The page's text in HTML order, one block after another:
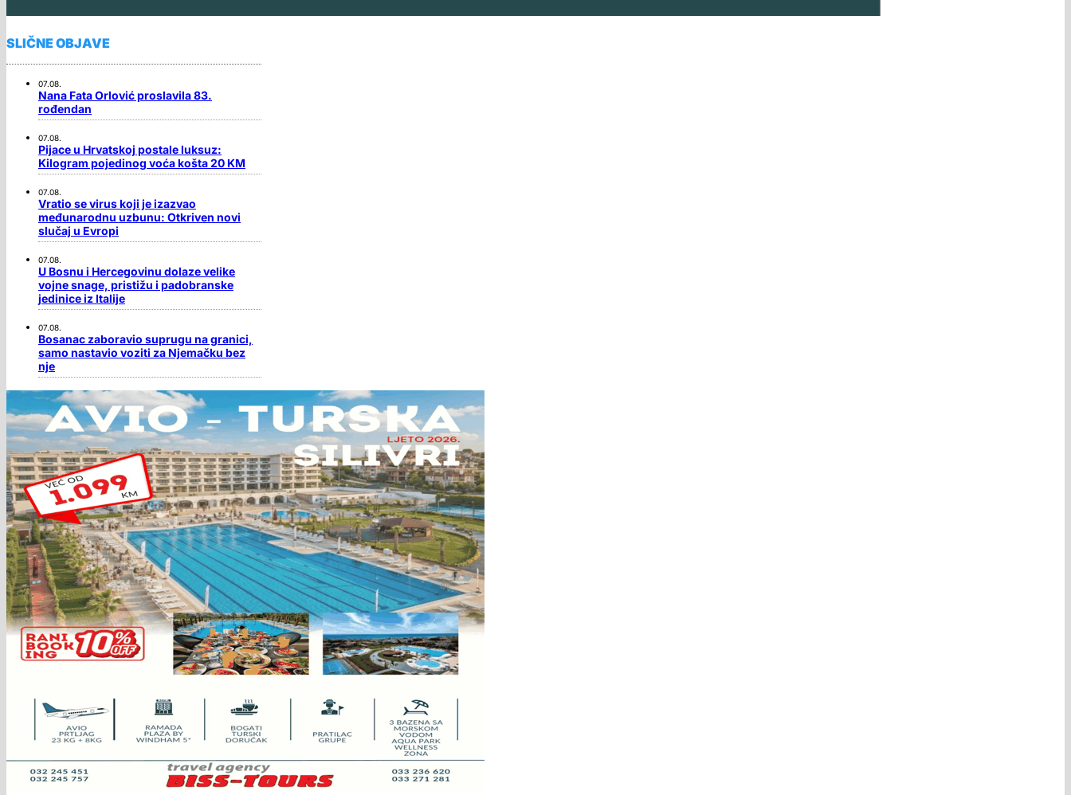
SLIČNE OBJAVE
07.08.
Nana Fata Orlović proslavila 83.
rođendan
07.08.
Pijace u Hrvatskoj postale luksuz:
Kilogram pojedinog voća košta 20 KM
07.08.
Vratio se virus koji je izazvao
međunarodnu uzbunu: Otkriven novi
slučaj u Evropi
07.08.
U Bosnu i Hercegovinu dolaze velike
vojne snage, pristižu i padobranske
jedinice iz Italije
07.08.
Bosanac zaboravio suprugu na granici,
samo nastavio voziti za Njemačku bez
nje